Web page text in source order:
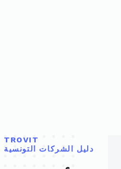
TROVIT
دليل الشركات التونسية